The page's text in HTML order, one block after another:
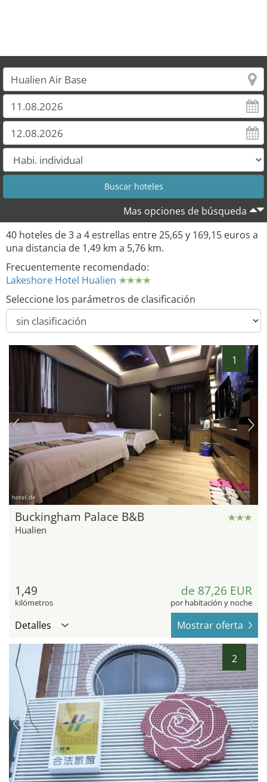
Mas opciones de búsqueda
40 hoteles de 3 a 4 estrellas entre 25,65 y 169,15 euros a
una distancia de 1,49 km a 5,76 km.
Frecuentemente recomendado:
Lakeshore Hotel Hualien
Seleccione los parámetros de clasificación
1
hotel.de
Buckingham Palace B&B
Hualien
1,49
kilómetros
de 87,26 EUR
por habitación y noche
Detalles Mostrar oferta
2